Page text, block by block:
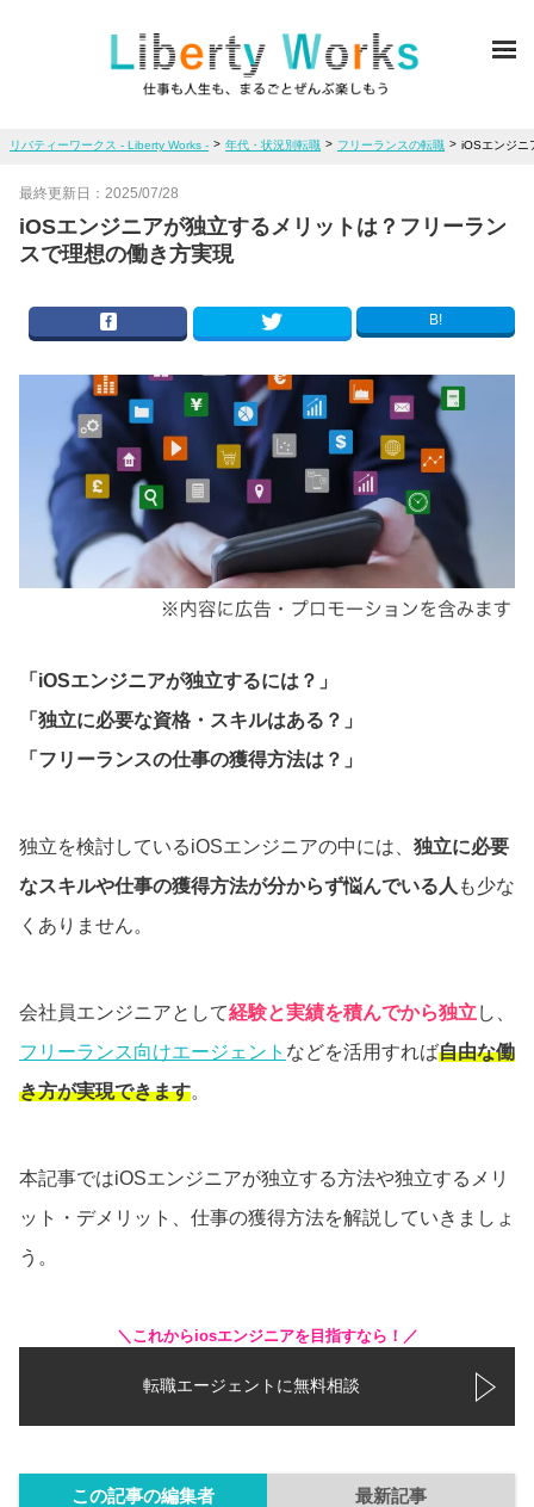
リバティーワークス - Liberty Works - > 年代・状況別転職 > フリーランスの転職 > iOSエンジニ
最終更新日： 2025/07/28
iOSエンジニアが独立するメリットは？フリーラン
スで理想の働き方実現
B!
「iOSエンジニアが独立するには？」
「独立に必要な資格・スキルはある？」
「フリーランスの仕事の獲得方法は？」
独立を検討しているiOSエンジニアの中には、 独立に必要
なスキルや仕事の獲得方法が分からず悩んでいる人 も少な
くありません。
会社員エンジニアとして経験と実績を積んでから独立 し、
フリーランス向けエージェント などを活用すれば自由な働
き方が実現できます。
本記事ではiOSエンジニアが独立する方法や独立するメリ
ット・デメリット、仕事の獲得方法を解説していきましょ
う。
＼これからiosエンジニアを目指すなら！／
転職エージェントに無料相談
この記事の編集者 最新記事